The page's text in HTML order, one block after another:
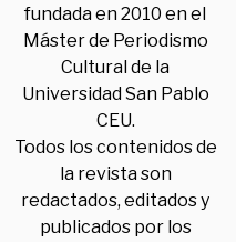
fundada en 2010 en el
Máster de Periodismo
Cultural de la
Universidad San Pablo
CEU.
Todos los contenidos de
la revista son
redactados, editados y
publicados por los